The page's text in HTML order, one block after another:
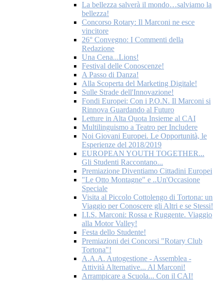
La bellezza salverà il mondo…salviamo la
bellezza!
Concorso Rotary: Il Marconi ne esce
vincitore
26° Convegno: I Commenti della
Redazione
Una Cena...Lions!
Festival delle Conoscenze!
A Passo di Danza!
Alla Scoperta del Marketing Digitale!
Sulle Strade dell'Innovazione!
Fondi Europei: Con i P.O.N. Il Marconi si
Rinnova Guardando al Futuro
Letture in Alta Quota Insieme al CAI
Multilinguismo a Teatro per Includere
Noi Giovani Europei. Le Opportunità, le
Esperienze del 2018/2019
EUROPEAN YOUTH TOGETHER...
Gli Studenti Raccontano...
Premiazione Diventiamo Cittadini Europei
"Le Otto Montagne" e ..Un'Occasione
Speciale
Visita al Piccolo Cottolengo di Tortona: un
Viaggio per Conoscere gli Altri e se Stessi!
I.I.S. Marconi: Rossa e Ruggente. Viaggio
alla Motor Valley!
Festa dello Studente!
Premiazioni dei Concorsi "Rotary Club
Tortona"!
A.A.A. Autogestione - Assemblea -
Attività Alternative... Al Marconi!
Arrampicare a Scuola... Con il CAI!